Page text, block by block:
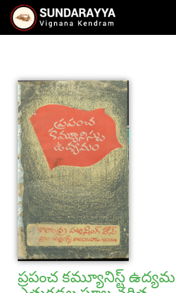
ప్రపంచ కమ్యూనిస్ట్